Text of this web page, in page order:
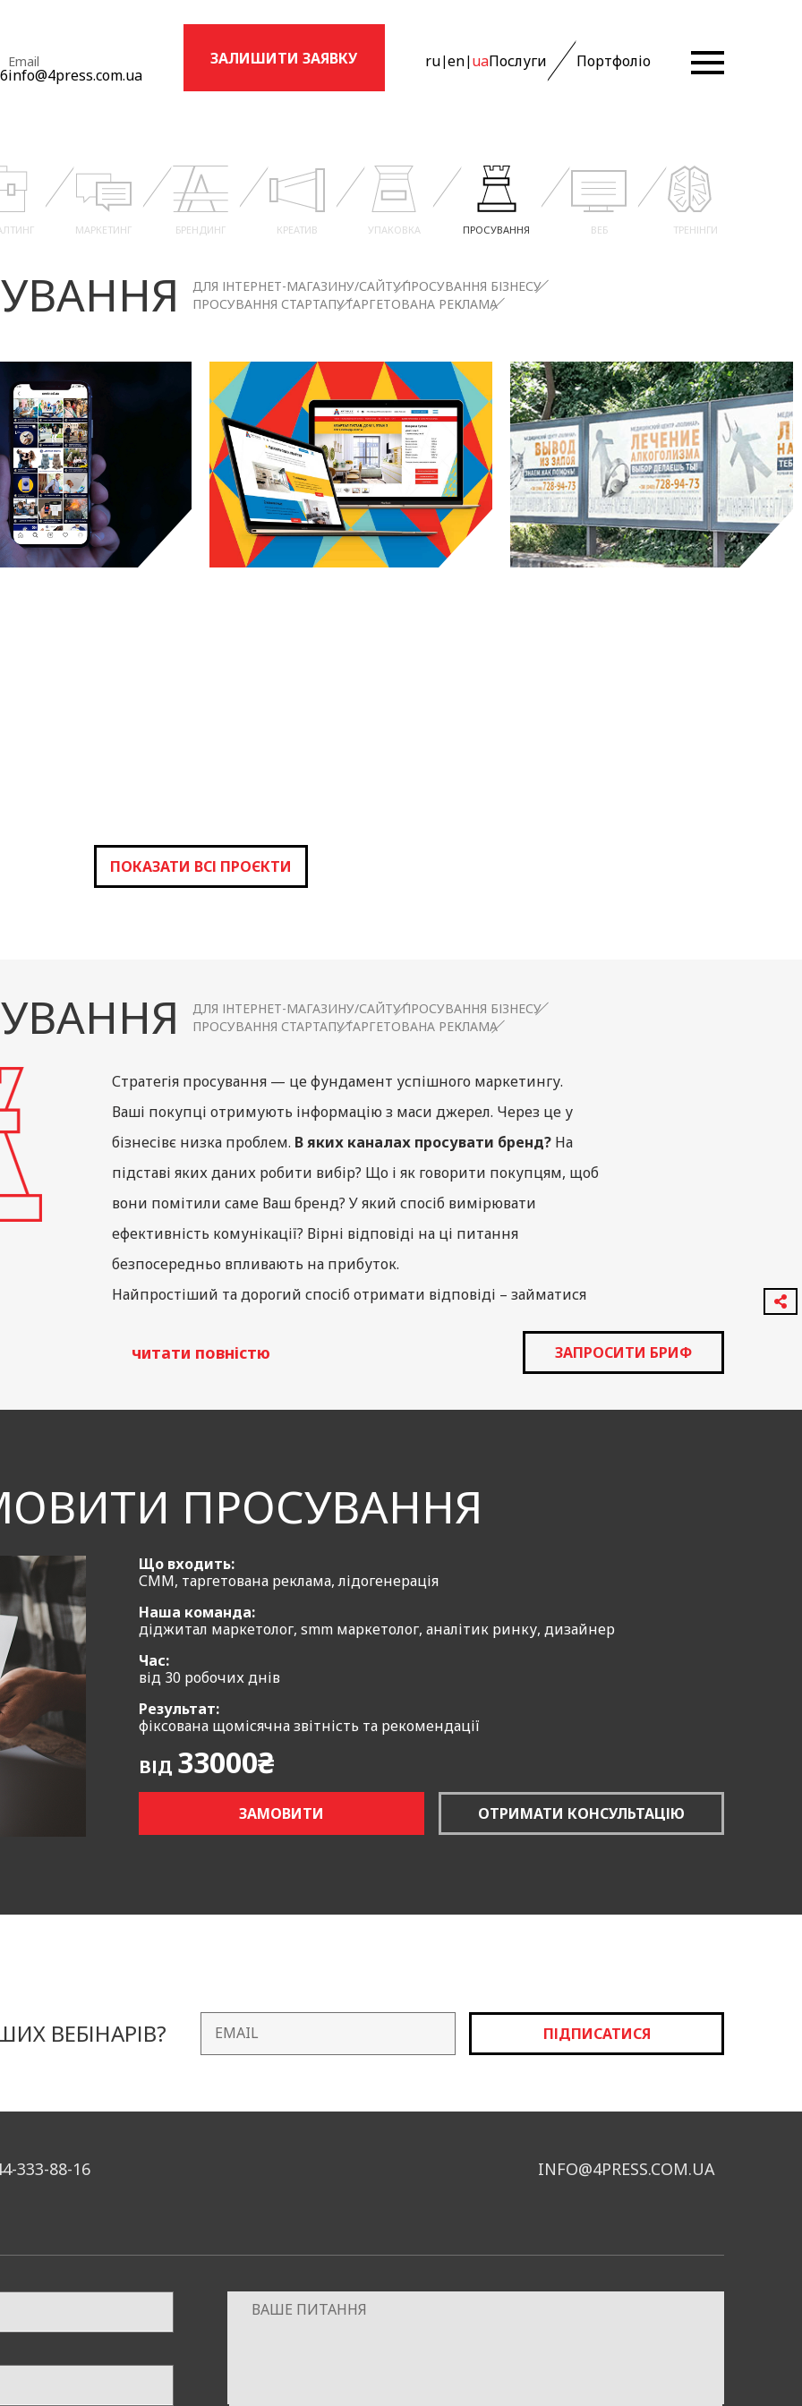
Email
info@4press.com.ua
ЗАЛИШИТИ ЗАЯВКУ ru|en| uaПослуги Портфоліо
МАРКЕТИНГ БРЕНДИНГ КРЕАТИВ УПАКОВКА ПРОСУВАННЯ ВЕБ ТРЕНІНГИ
ДЛЯ ІНТЕРНЕТ-МАГАЗИНУ/САЙТУПРОСУВАННЯ БІЗНЕСУ
ПРОСУВАННЯ СТАРТАПУТАРГЕТОВАНА РЕКЛАМА
АБ «ЦЕНТР» ARTVILLE
веб
ПОЛІНАР
рекламна кампанія
ПОКАЗАТИ ВСІ ПРОЄКТИ
ДЛЯ ІНТЕРНЕТ-МАГАЗИНУ/САЙТУПРОСУВАННЯ БІЗНЕСУ
ПРОСУВАННЯ СТАРТАПУТАРГЕТОВАНА РЕКЛАМА
Стратегія просування — це фундамент успішного маркетингу.
Ваші покупці отримують інформацію з маси джерел. Через це у
бізнесівє низка проблем. В яких каналах просувати бренд? На
підставі яких даних робити вибір? Що і як говорити покупцям, щоб
вони помітили саме Ваш бренд? У який спосіб вимірювати
ефективність комунікації? Вірні відповіді на ці питання
безпосередньо впливають на прибуток.
Найпростіший та дорогий спосіб отримати відповіді – займатися
заробітку грошей клієнта з використанням різних комбінацій
аудиторії — до вибору ефективних каналів і креативних рішень.
типовими SMM-інструментами — формуємо індивідуальний план просування,
як саме ваш бізнес заробляє гроші. Такий підхід дозволяє визначити
розробити контентну стратегію, підготувати рекламні меседжі, які справді
чіткі KPI для вимірювання результатів.
документ у форматі PDF, що містить аналіз конкурентів, вибір цільової
з просування, креативну концепцію, контент-план та інструменти digital-
сценарій взаємодії бренда з покупцями, а також визначити показники
читати повністю ЗАПРОСИТИ БРИФ
ПРОСУВАННЯ
Що входить:
СММ, таргетована реклама, лідогенерація
Наша команда:
діджитал маркетолог, smm маркетолог, аналітик ринку, дизайнер
Час:
від 30 робочих днів
Результат:
фіксована щомісячна звітність та рекомендації
ВІД 33000₴
ЗАМОВИТИ ОТРИМАТИ КОНСУЛЬТАЦІЮ
ВЕБІНАРІВ? ПІДПИСАТИСЯ
333-88-16 INFO@4PRESS.COM.UA